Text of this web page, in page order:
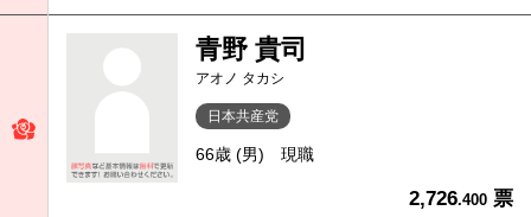
青野 貴司
アオノ タカシ
日本共産党
66歳 (男) 現職
2,726.400 票